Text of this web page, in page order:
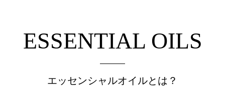
ESSENTIAL OILS
エッセンシャルオイルとは？